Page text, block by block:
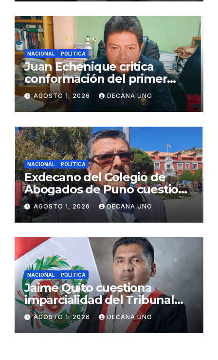
NACIONAL POLÍTICA
Juan Echenique critica
conformación del primer
gabinete ministerial de Keiko
Fujimori
AGOSTO 1, 2026 DECANA UNO
NACIONAL POLÍTICA
Exdecano del Colegio de
Abogados de Puno cuestiona
propuestas sobre seguridad
ciudadana
AGOSTO 1, 2026 DECANA UNO
NACIONAL POLÍTICA
Jaime Quito cuestiona
imparcialidad del Tribunal
Constitucional tras liberación
de Ollanta Humala
AGOSTO 1, 2026 DECANA UNO